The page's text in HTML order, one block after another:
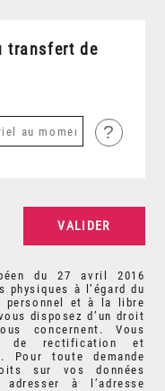
transfert de
?
du 27 avril 2016
à l’égard du
personnel et à la libre
disposez d’un droit
concernent. Vous
de rectification et
Pour toute demande
sur vos données
à l’adresse